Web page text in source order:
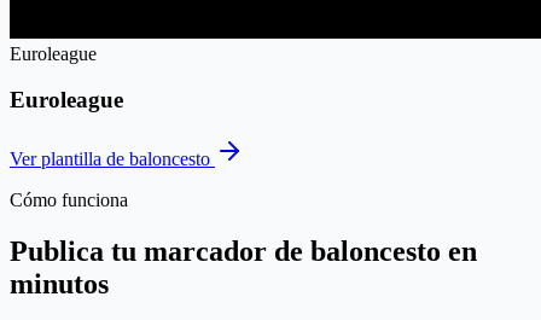
Euroleague
Euroleague
Ver plantilla de baloncesto
Cómo funciona
Publica tu marcador de baloncesto en
minutos